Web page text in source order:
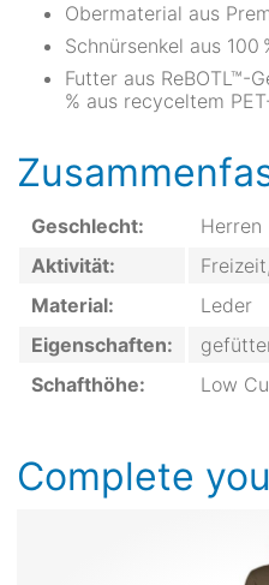
Obermaterial aus
Schnürsenkel aus 100
Futter aus ReBOTL™-
% aus recyceltem
Geschlecht:
Herren
Aktivität:
Material:
Leder
Eigenschaften:
Schafthöhe:
Low
Complete